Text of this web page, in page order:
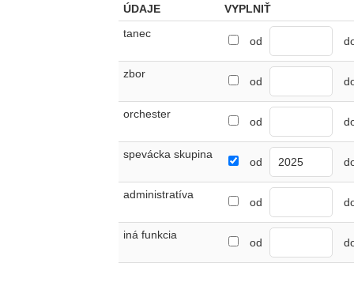
ÚDAJE
VYPLNIŤ
tanec
od
zbor
od
orchester
od
spevácka skupina
od
administratíva
od
iná funkcia
od